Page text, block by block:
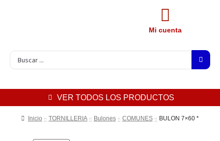
Mi cuenta
VER TODOS LOS PRODUCTOS
Inicio TORNILLERIA Bulones COMUNES BULON 7×60 *